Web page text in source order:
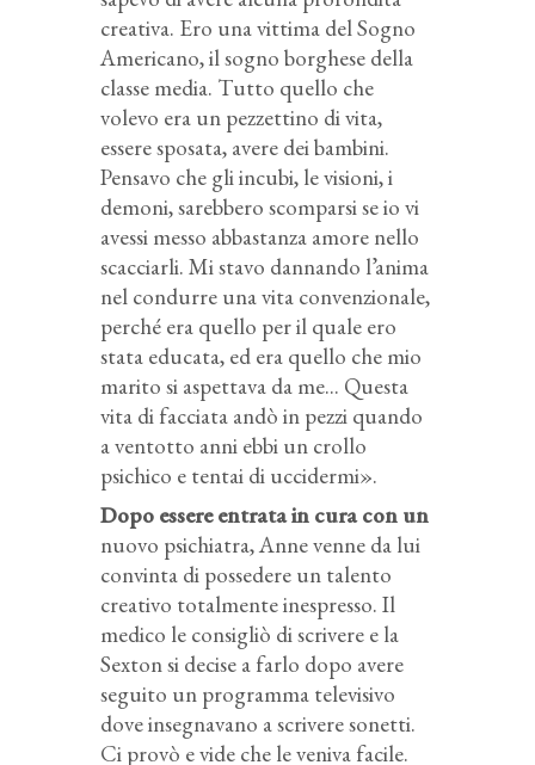
creativa. Ero una vittima del Sogno
Americano, il sogno borghese della
classe media. Tutto quello che
volevo era un pezzettino di vita,
essere sposata, avere dei bambini.
Pensavo che gli incubi, le visioni, i
demoni, sarebbero scomparsi se io vi
avessi messo abbastanza amore nello
scacciarli. Mi stavo dannando l’anima
nel condurre una vita convenzionale,
perché era quello per il quale ero
stata educata, ed era quello che mio
marito si aspettava da me... Questa
vita di facciata andò in pezzi quando
a ventotto anni ebbi un crollo
psichico e tentai di uccidermi».
Dopo essere entrata in cura con un
nuovo psichiatra, Anne venne da lui
convinta di possedere un talento
creativo totalmente inespresso. Il
medico le consigliò di scrivere e la
Sexton si decise a farlo dopo avere
seguito un programma televisivo
dove insegnavano a scrivere sonetti.
Ci provò e vide che le veniva facile.